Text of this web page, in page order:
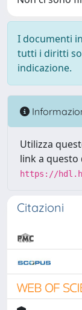
I documenti
tutti i diritti
indicazione.
Utilizza
link a
https://
Citazioni